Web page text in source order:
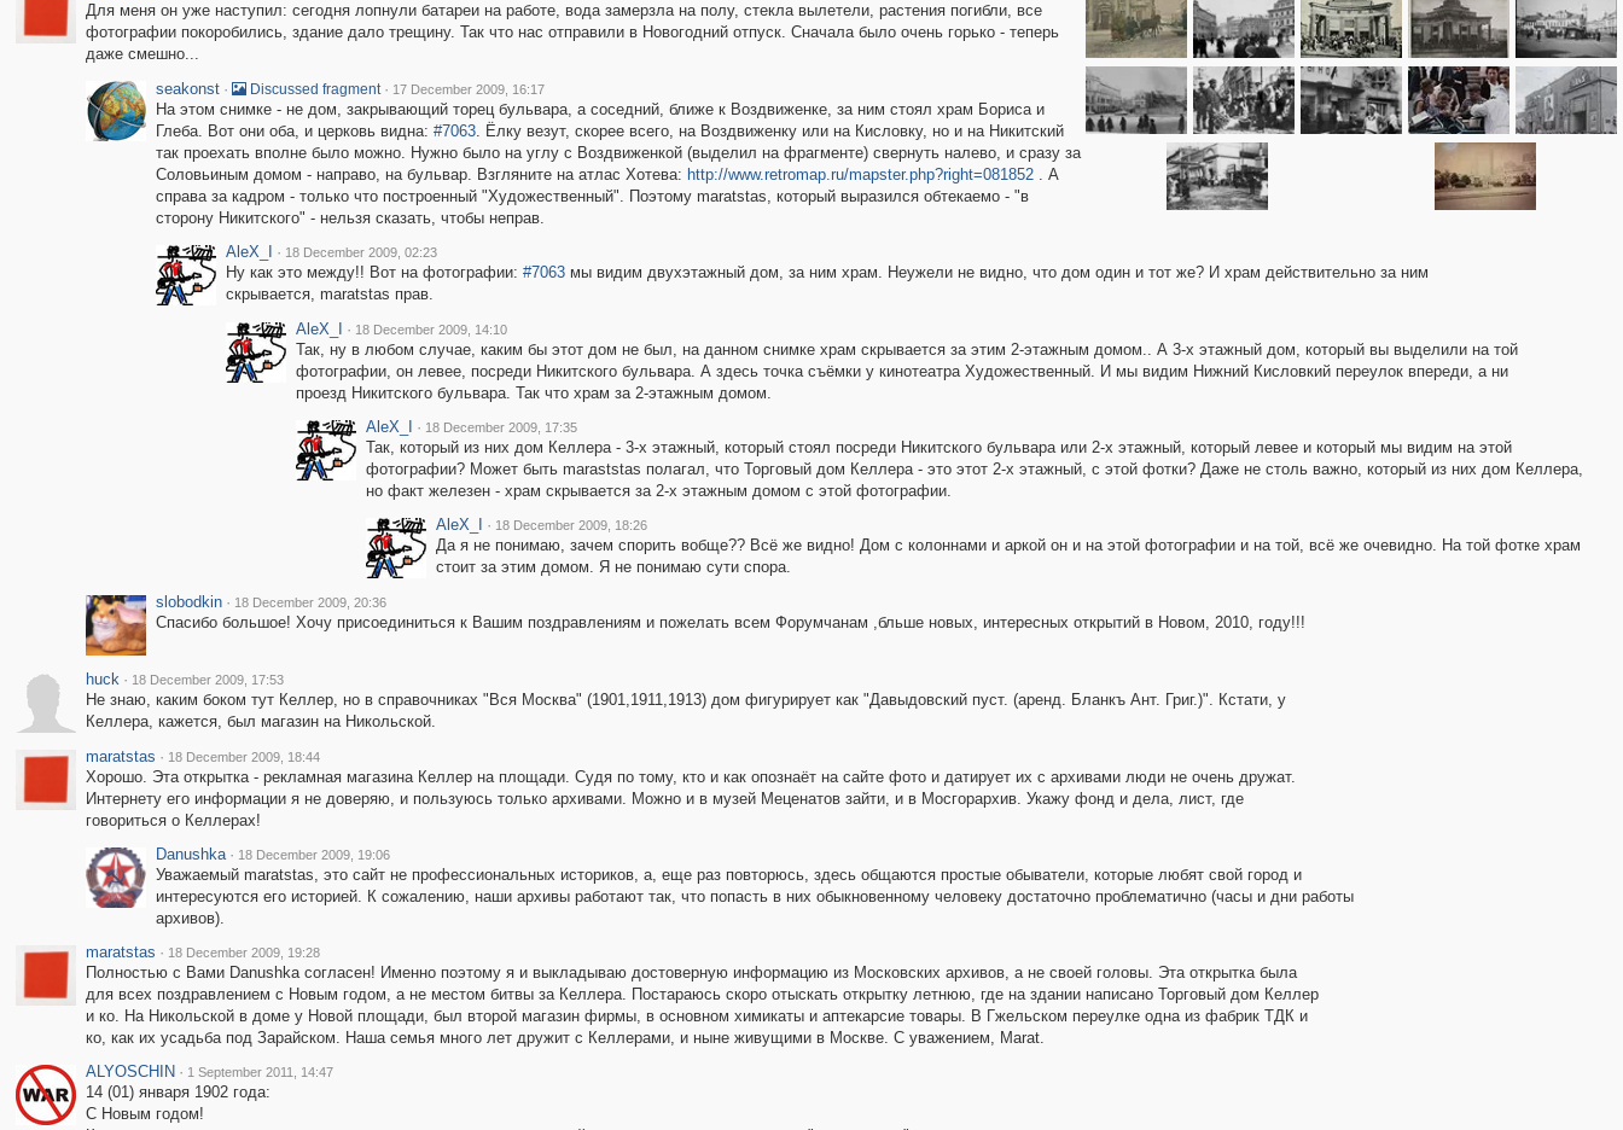
Для меня он уже наступил: сегодня лопнули батареи на работе, вода замерзла на полу, стекла вылетели, растения погибли, все
фотографии покоробились, здание дало трещину. Так что нас отправили в Новогодний отпуск. Сначала было очень горько - теперь
даже смешно...
seakonst · Discussed fragment · 17 December 2009, 16:17
На этом снимке - не дом, закрывающий торец бульвара, а соседний, ближе к Воздвиженке, за ним стоял храм Бориса и
Глеба. Вот они оба, и церковь видна: #7063. Ёлку везут, скорее всего, на Воздвиженку или на Кисловку, но и на Никитский
так проехать вполне было можно. Нужно было на углу с Воздвиженкой (выделил на фрагменте) свернуть налево, и сразу за
Соловьиным домом - направо, на бульвар. Взгляните на атлас Хотева: http://www.retromap.ru/mapster.php?right=081852. А
справа за кадром - только что построенный "Художественный". Поэтому maratstas, который выразился обтекаемо - "в
сторону Никитского" - нельзя сказать, чтобы неправ.
AleX_I
· 18 December 2009, 02:23
Ну как это между!! Вот на фотографии: #7063мы видим двухэтажный дом, за ним храм. Неужели не видно, что дом один и тот же? И храм действительно за ним
скрывается, maratstas прав.
AleX_I
· 18 December 2009, 14:10
Так, ну в любом случае, каким бы этот дом не был, на данном снимке храм скрывается за этим 2-этажным домом.. А 3-х этажный дом, который вы выделили на той
фотографии, он левее, посреди Никитского бульвара. А здесь точка съёмки у кинотеатра Художественный. И мы видим Нижний Кисловкий переулок впереди, а ни
проезд Никитского бульвара. Так что храм за 2-этажным домом.
AleX_I
· 18 December 2009, 17:35
Так, который из них дом Келлера - 3-х этажный, который стоял посреди Никитского бульвара или 2-х этажный, который левее и который мы видим на этой
фотографии? Может быть maraststas полагал, что Торговый дом Келлера - это этот 2-х этажный, с этой фотки? Даже не столь важно, который из них дом Келлера,
но факт железен - храм скрывается за 2-х этажным домом с этой фотографии.
AleX_I
· 18 December 2009, 18:26
Да я не понимаю, зачем спорить вобще?? Всё же видно! Дом с колоннами и аркой он и на этой фотографии и на той, всё же очевидно. На той фотке храм
стоит за этим домом. Я не понимаю сути спора.
slobodkin · 18 December 2009, 20:36
Спасибо большое! Хочу присоединиться к Вашим поздравлениям и пожелать всем Форумчанам ,бльше новых, интересных открытий в Новом, 2010, году!!!
huck · 18 December 2009, 17:53
Не знаю, каким боком тут Келлер, но в справочниках "Вся Москва" (1901,1911,1913) дом фигурирует как "Давыдовский пуст. (аренд. Бланкъ Ант. Григ.)". Кстати, у
Келлера, кажется, был магазин на Никольской.
maratstas · 18 December 2009, 18:44
Хорошо. Эта открытка - рекламная магазина Келлер на площади. Судя по тому, кто и как опознаёт на сайте фото и датирует их с архивами люди не очень дружат.
Интернету его информации я не доверяю, и пользуюсь только архивами. Можно и в музей Меценатов зайти, и в Мосгорархив. Укажу фонд и дела, лист, где
говориться о Келлерах!
Danushka · 18 December 2009, 19:06
Уважаемый maratstas, это сайт не профессиональных историков, а, еще раз повторюсь, здесь общаются простые обыватели, которые любят свой город и
интересуются его историей. К сожалению, наши архивы работают так, что попасть в них обыкновенному человеку достаточно проблематично (часы и дни работы
архивов).
maratstas · 18 December 2009, 19:28
Полностью с Вами Danushka согласен! Именно поэтому я и выкладываю достоверную информацию из Московских архивов, а не своей головы. Эта открытка была
для всех поздравлением с Новым годом, а не местом битвы за Келлера. Постараюсь скоро отыскать открытку летнюю, где на здании написано Торговый дом Келлер
и ко. На Никольской в доме у Новой площади, был второй магазин фирмы, в основном химикаты и аптекарсие товары. В Гжельском переулке одна из фабрик ТДК и
ко, как их усадьба под Зарайском. Наша семья много лет дружит с Келлерами, и ныне живущими в Москве. С уважением, Marat.
ALYOSCHIN · 1 September 2011, 14:47
14 (01) января 1902 года:
С Новым годом!